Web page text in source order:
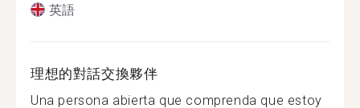
英語
理想的對話交換夥伴
Una persona abierta que comprenda que estoy